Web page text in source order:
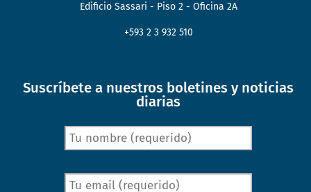
Edificio Sassari - Piso 2 - Oficina 2A
+593 2 3 932 510
Suscríbete a nuestros boletines y noticias
diarias